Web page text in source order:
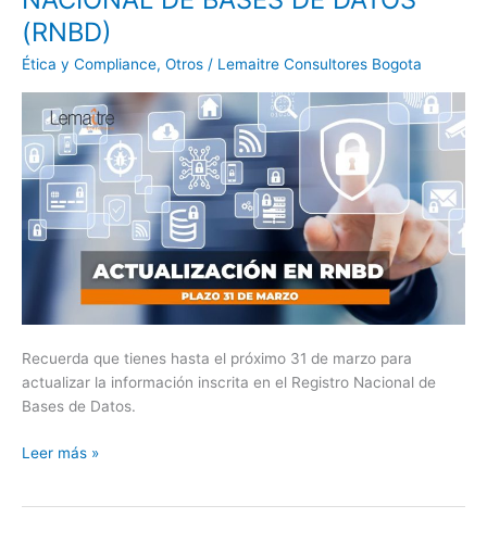
(RNBD)
Ética y Compliance, Otros / Lemaitre Consultores Bogota
Recuerda que tienes hasta el próximo 31 de marzo para
actualizar la información inscrita en el Registro Nacional de
Bases de Datos.
REGISTRO
NACIONAL
DE
DATOS
(RNBD)
Leer más »